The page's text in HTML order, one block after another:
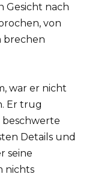
Gesicht nach
von
brechen
war er nicht
Er trug
beschwerte
Details und
seine
nichts